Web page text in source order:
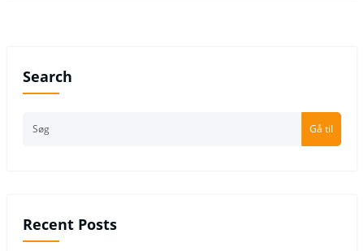
Search
Gå til
Recent Posts